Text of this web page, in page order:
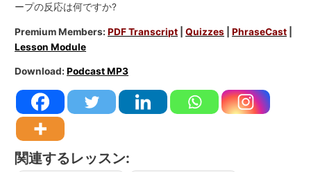
ープの反応は何ですか?
Premium Members:PDF Transcript |Quizzes |PhraseCast
Lesson Module
Download:Podcast MP3
関連するレッスン: